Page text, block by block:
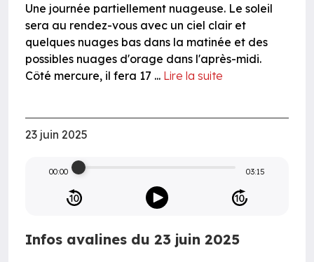
Une journée partiellement nuageuse. Le soleil
sera au rendez-vous avec un ciel clair et
quelques nuages bas dans la matinée et des
possibles nuages d'orage dans l'après-midi.
Côté mercure, il fera 17 ... Lire la suite
23 juin 2025
00:00 03:15
Infos avalines du 23 juin 2025